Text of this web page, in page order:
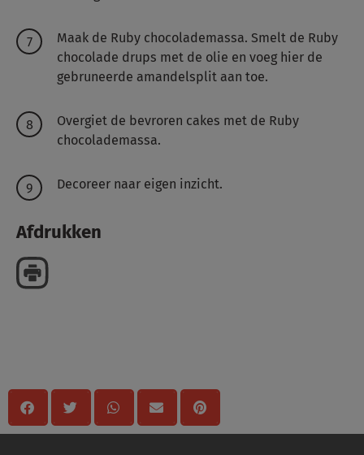
Maak de Ruby chocolademassa. Smelt de Ruby
chocolade drups met de olie en voeg hier de
gebruneerde amandelsplit aan toe.
Overgiet de bevroren cakes met de Ruby
chocolademassa.
Decoreer naar eigen inzicht.
Afdrukken